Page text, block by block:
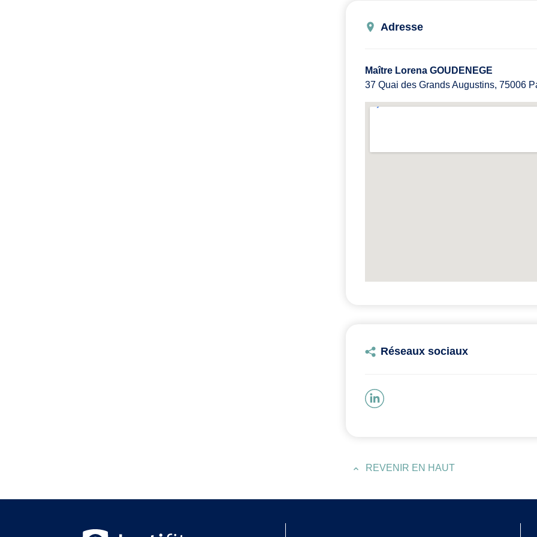
Adresse
Maître Lorena GOUDENEGE
37 Quai des Grands Augustins, 75006
Réseaux sociaux
REVENIR EN HAUT